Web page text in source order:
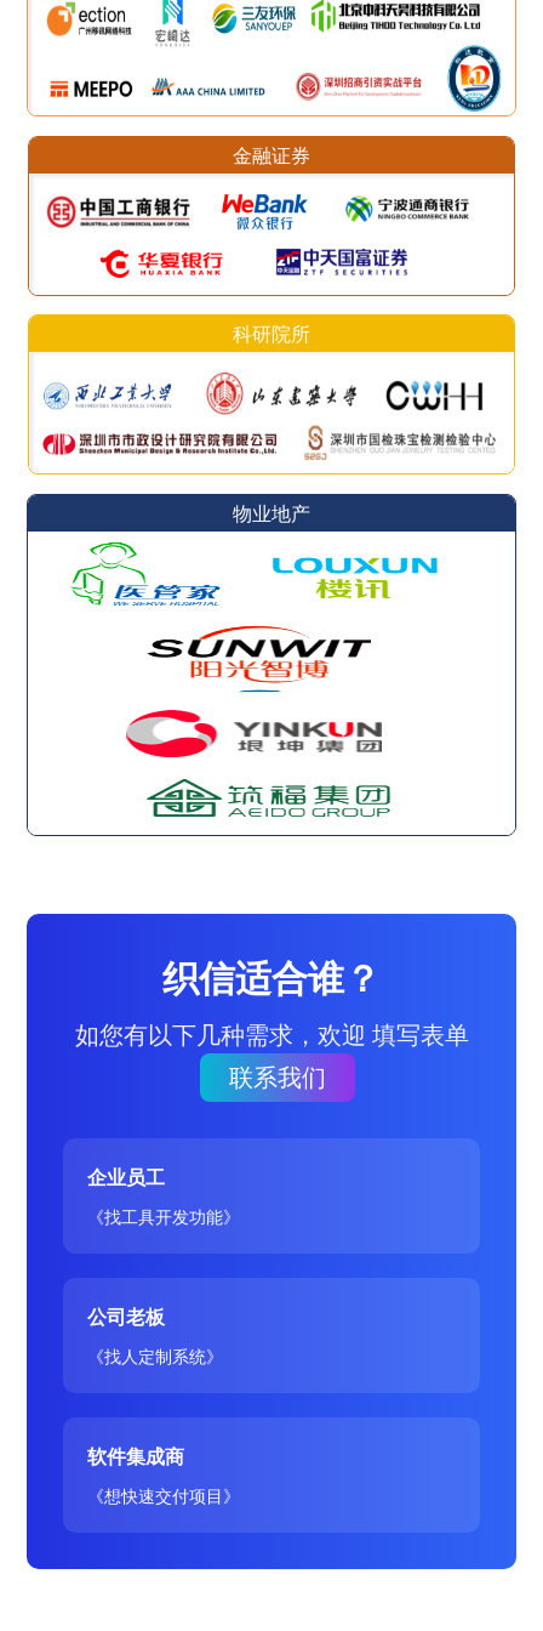
金融证券
科研院所
物业地产
织信适合谁？
如您有以下几种需求，欢迎 填写表单
联系我们
企业员工
《找工具开发功能》
公司老板
《找人定制系统》
软件集成商
《想快速交付项目》